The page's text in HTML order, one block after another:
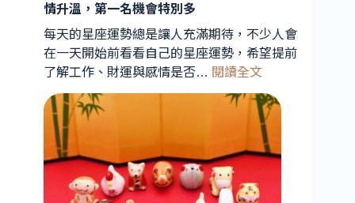
象
專
解
量
情升溫，第一名機會特別多
每天的星座運勢總是讓人充滿期待，不少人會
在一天開始前看看自己的星座運勢，希望提前
了解工作、財運與感情是否… 閱讀全文:
日
星
座
運